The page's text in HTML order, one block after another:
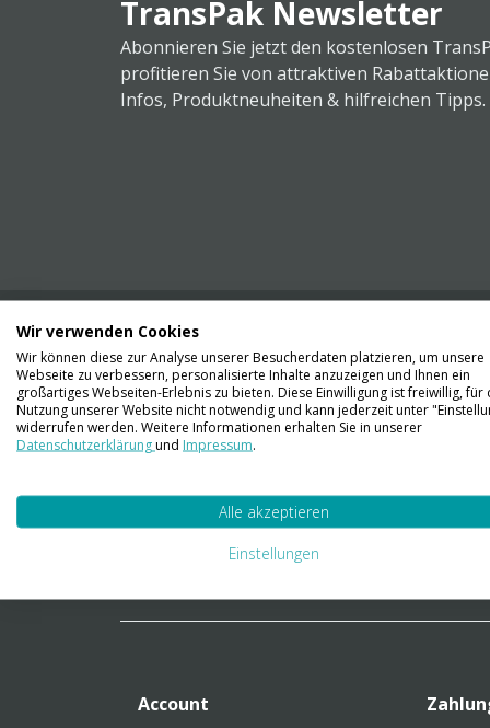
TransPak Newsletter
Abonnieren Sie jetzt den kostenlosen
profitieren Sie von attraktiven
Infos, Produktneuheiten & hilfreichen Tipps.
Kontaktieren Sie uns
061 711 73 56
Verpackungslexikon
FAQ
Account
Wir verwenden Cookies
Wir können diese zur Analyse unserer Besucherdaten platzieren, um unsere
Webseite zu verbessern, personalisierte Inhalte anzuzeigen und Ihnen ein
großartiges Webseiten-Erlebnis zu bieten. Diese Einwilligung ist freiwillig, für
Nutzung unserer Website nicht notwendig und kann jederzeit unter
widerrufen werden. Weitere Informationen erhalten Sie in unserer
Datenschutzerklärungund Impressum.
Alle akzeptieren
Einstellungen